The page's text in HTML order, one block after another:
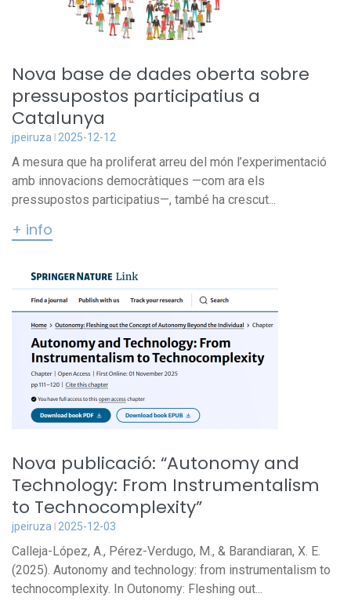
Nova base de dades oberta sobre
pressupostos participatius a
Catalunya
jpeiruza 2025-12-12
A mesura que ha proliferat arreu del món l’experimentació
amb innovacions democràtiques —com ara els
pressupostos participatius—, també ha crescut...
+ info
Nova publicació: “Autonomy and
Technology: From Instrumentalism
to Technocomplexity”
jpeiruza 2025-12-03
Calleja-López, A., Pérez-Verdugo, M., & Barandiaran, X. E.
(2025). Autonomy and technology: from instrumentalism to
technocomplexity. In Outonomy: Fleshing out...